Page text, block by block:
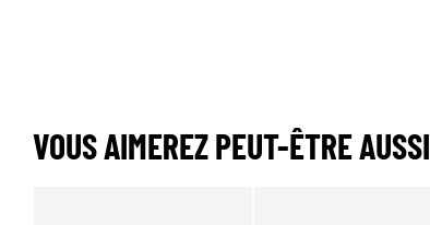
VOUS AIMEREZ PEUT-ÊTRE AUSSI